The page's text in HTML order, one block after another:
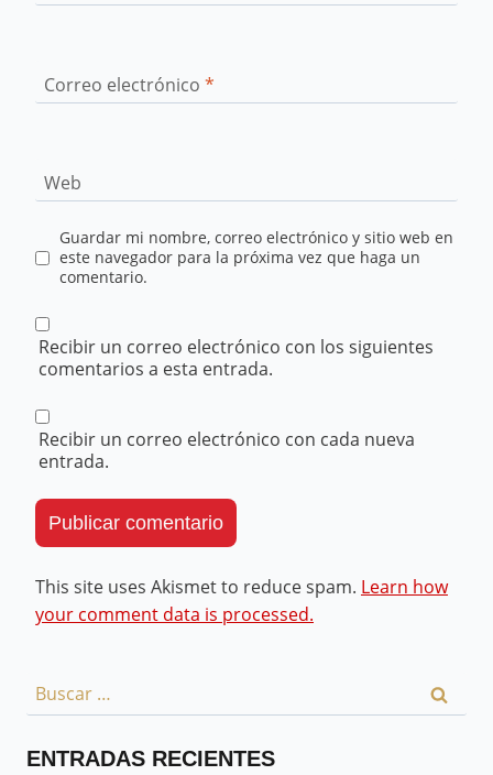
Correo electrónico *
Web
Guardar mi nombre, correo electrónico y sitio web en
este navegador para la próxima vez que haga un
comentario.
Recibir un correo electrónico con los siguientes
comentarios a esta entrada.
Recibir un correo electrónico con cada nueva
entrada.
This site uses Akismet to reduce spam. Learn how
your comment data is processed.
ENTRADAS RECIENTES